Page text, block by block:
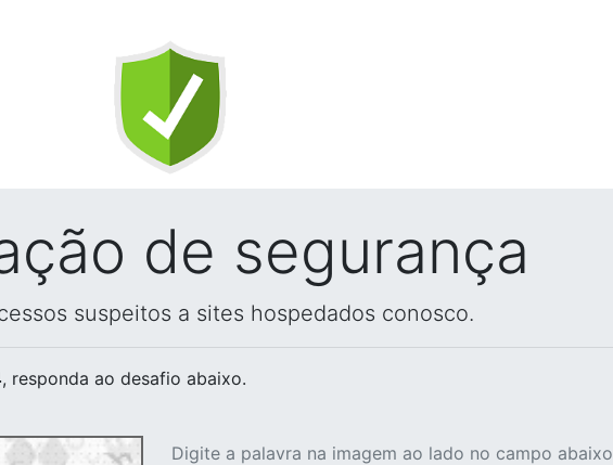
de segurança
suspeitos a sites hospedados conosco.
, responda ao desafio abaixo.
Digite a palavra na imagem ao lado no campo abaixo